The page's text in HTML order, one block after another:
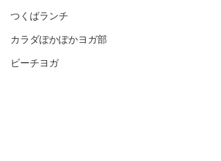
つくばランチ
カラダぽかぽかヨガ部
ビーチヨガ